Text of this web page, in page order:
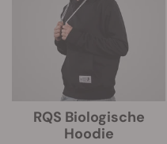
RQS Biologische
Hoodie